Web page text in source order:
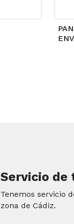
Servicio
Tenemos servicio
zona de Cádiz.